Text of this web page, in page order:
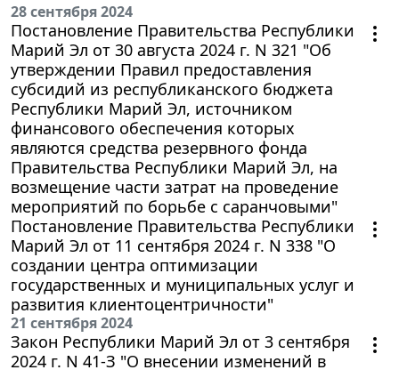
28 сентября 2024
Постановление Правительства Республики
Марий Эл от 30 августа 2024 г. N 321 "Об
утверждении Правил предоставления
субсидий из республиканского бюджета
Республики Марий Эл, источником
финансового обеспечения которых
являются средства резервного фонда
Правительства Республики Марий Эл, на
возмещение части затрат на проведение
мероприятий по борьбе с саранчовыми"
Постановление Правительства Республики
Марий Эл от 11 сентября 2024 г. N 338 "О
создании центра оптимизации
государственных и муниципальных услуг и
развития клиентоцентричности"
21 сентября 2024
Закон Республики Марий Эл от 3 сентября
2024 г. N 41-З "О внесении изменений в